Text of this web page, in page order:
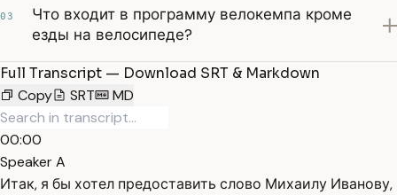
03
Что входит в программу велокемпа кроме
езды на велосипеде?
Full Transcript — Download SRT & Markdown
Copy
SRT MD
00:00
Speaker A
Итак, я бы хотел предоставить слово Михаилу Иванову,